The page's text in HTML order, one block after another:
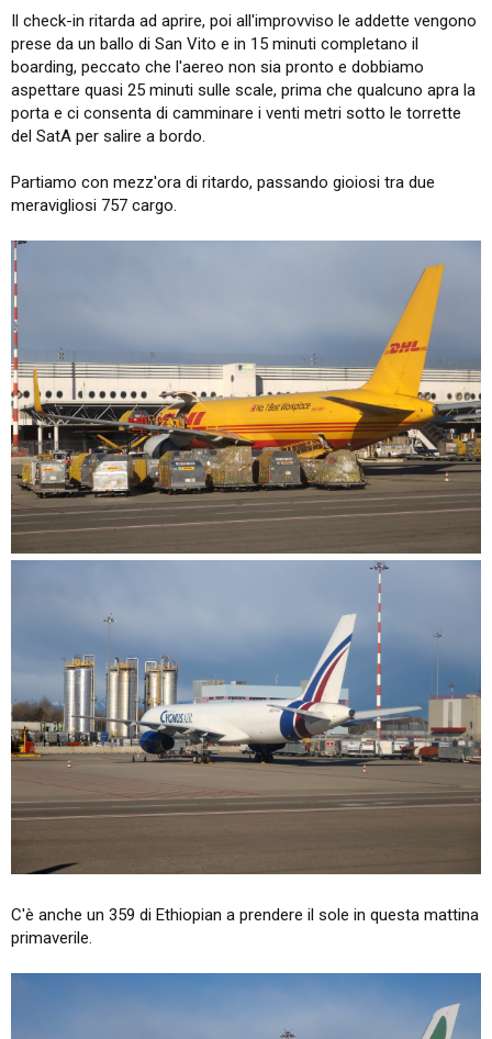
Il check-in ritarda ad aprire, poi all'improvviso le addette vengono
prese da un ballo di San Vito e in 15 minuti completano il
boarding, peccato che l'aereo non sia pronto e dobbiamo
aspettare quasi 25 minuti sulle scale, prima che qualcuno apra la
porta e ci consenta di camminare i venti metri sotto le torrette
del SatA per salire a bordo.
Partiamo con mezz'ora di ritardo, passando gioiosi tra due
meravigliosi 757 cargo.
C'è anche un 359 di Ethiopian a prendere il sole in questa mattina
primaverile.